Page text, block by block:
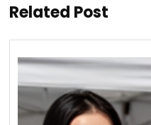
Related Post